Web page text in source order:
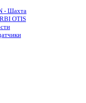
- Шахта
OTIS